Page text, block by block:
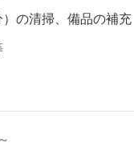
の清掃、備品の補充